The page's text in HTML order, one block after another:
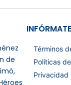
de
INFÓRMATE
Términos
Políticas de
Privacidad